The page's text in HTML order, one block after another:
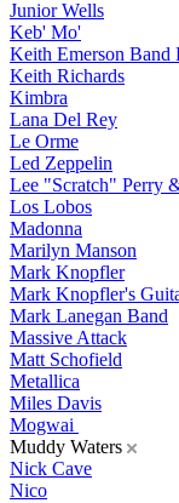
Junior Wells
Keb' Mo'
Keith Emerson Band
Keith Richards
Kimbra
Lana Del Rey
Le Orme
Led Zeppelin
Lee "Scratch" Perry
Los Lobos
Madonna
Marilyn Manson
Mark Knopfler
Mark Knopfler's
Mark Lanegan Band
Massive Attack
Matt Schofield
Metallica
Miles Davis
Mogwai
Muddy Waters
Nick Cave
Nico